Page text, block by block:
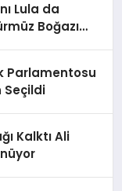
Lula da
Boğazı
Parlamentosu
Seçildi
Kalktı Ali